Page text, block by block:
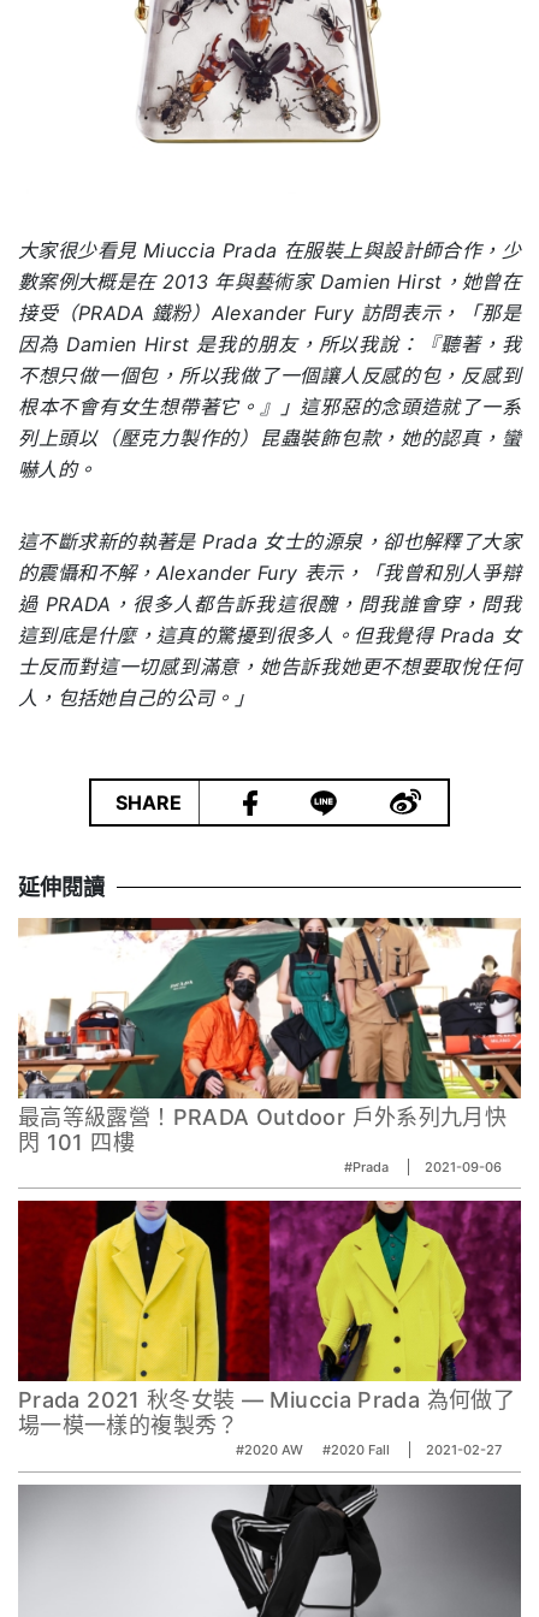
大家很少看見 Miuccia Prada 在服裝上與設計師合作，少
數案例大概是在2013 年與藝術家Damien Hirst ，她曾在
接受（PRADA 鐵粉） Alexander Fury 訪問表示，「那是
因為 Damien Hirst 是我的朋友，所以我說：『聽著，我
不想只做一個包，所以我做了一個讓人反感的包，反感到
根本不會有女生想帶著它。』」這邪惡的念頭造就了一系
列上頭以（壓克力製作的）昆蟲裝飾包款，她的認真，蠻
嚇人的。
這不斷求新的執著是Prada 女士的源泉，卻也解釋了大家
的震懾和不解， Alexander Fury 表示，「我曾和別人爭辯
過 PRADA ，很多人都告訴我這很醜，問我誰會穿，問我
這到底是什麼，這真的驚擾到很多人。但我覺得Prada 女
士反而對這一切感到滿意，她告訴我她更不想要取悅任何
人，包括她自己的公司。」
SHARE
延伸閱讀
最高等級露營！PRADA Outdoor 戶外系列九月快
閃 101 四樓
#Prada 2021-09-06
Prada 2021 秋冬女裝 — Miuccia Prada 為何做了
場一模一樣的複製秀？
#2020 AW #2020 Fall 2021-02-27